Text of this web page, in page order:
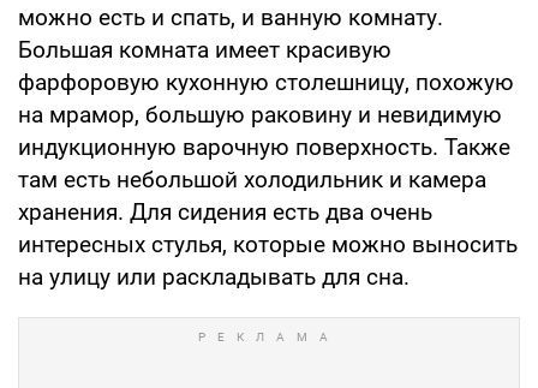
можно есть и спать, и ванную комнату.
Большая комната имеет красивую
фарфоровую кухонную столешницу, похожую
на мрамор, большую раковину и невидимую
индукционную варочную поверхность. Также
там есть небольшой холодильник и камера
хранения. Для сидения есть два очень
интересных стулья, которые можно выносить
на улицу или раскладывать для сна.